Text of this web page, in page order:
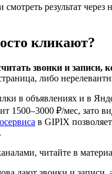
результат
кликают?
звонки и
либо
в объявлениях и в
1500–3000 ₽/мес, зато
в GIPIX
читайте в